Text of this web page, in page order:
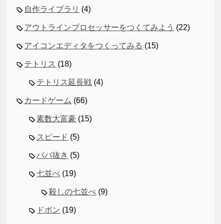
自作ライブラリ (4)
アウトラインプロセッサーをつくてみよう (22)
アイコンエディタをつくってみる (15)
テトリス (18)
テトリス延長戦 (4)
カードゲーム (66)
素数大富豪 (15)
スピード (5)
ババ抜き (5)
七並べ (19)
殺しの七並べ (9)
ドボン (19)